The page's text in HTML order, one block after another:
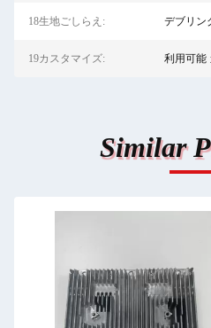
18生地ごしらえ: デブリン
19カスタマイズ: 利用可能
Similar